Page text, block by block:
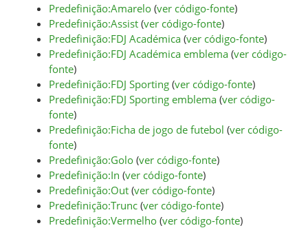
Predefinição:Amarelo(ver código-fonte)
Predefinição:Assist(ver código-fonte)
Predefinição:FDJ Académica(ver código-fonte)
Predefinição:FDJ Académica emblema(ver código-
fonte)
Predefinição:FDJ Sporting(ver código-fonte)
Predefinição:FDJ Sporting emblema(ver código-
fonte)
Predefinição:Ficha de jogo de futebol (ver código-
fonte)
Predefinição:Golo(ver código-fonte)
Predefinição:In (ver código-fonte)
Predefinição:Out(ver código-fonte)
Predefinição:Trunc(ver código-fonte)
Predefinição:Vermelho(ver código-fonte)